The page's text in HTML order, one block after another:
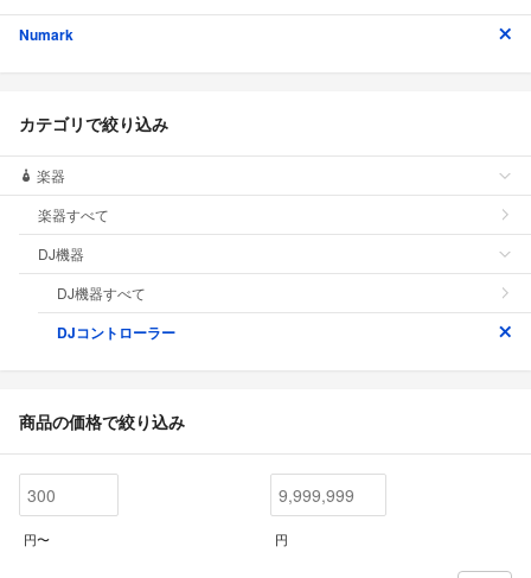
Numark
カテゴリで絞り込み
楽器
楽器すべて
DJ機器
DJ機器すべて
DJコントローラー
商品の価格で絞り込み
円〜 円